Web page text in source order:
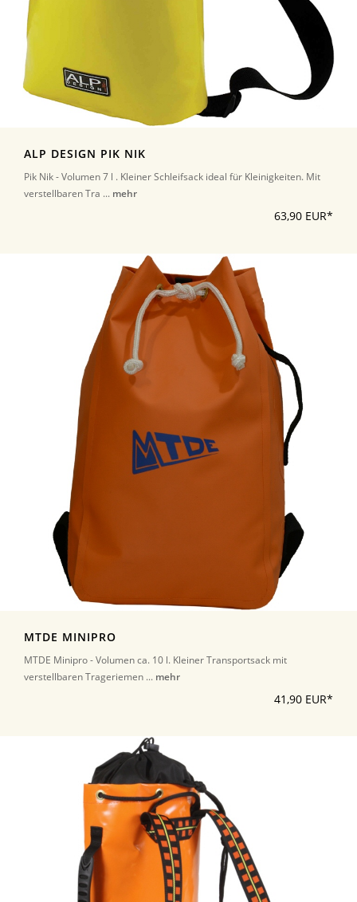
ALP DESIGN PIK NIK
Pik Nik - Volumen 7 l . Kleiner Schleifsack ideal für Kleinigkeiten. Mit
verstellbaren Tra ... mehr
63,90 EUR*
MTDE MINIPRO
MTDE Minipro - Volumen ca. 10 l. Kleiner Transportsack mit
verstellbaren Trageriemen ... mehr
41,90 EUR*